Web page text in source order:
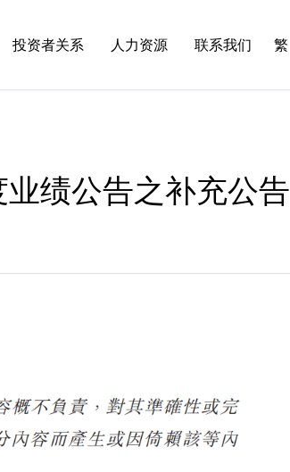
投资者关系 人力资源 联系我们 繁
绩公告之补充公告